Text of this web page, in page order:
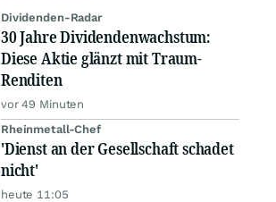
Dividenden-Radar
30 Jahre Dividendenwachstum:
Diese Aktie glänzt mit Traum-
Renditen
vor 49 Minuten
Rheinmetall-Chef
'Dienst an der Gesellschaft schadet
nicht'
heute 11:05